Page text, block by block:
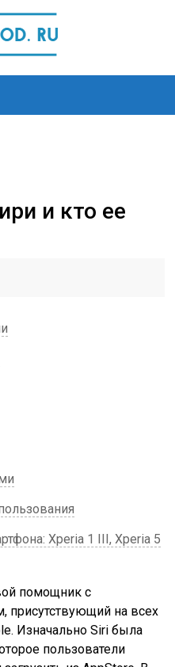
и кто ее
Xperia 1 III, Xperia 5
помощник с
присутствующий на всех
Изначально Siri была
пользователи